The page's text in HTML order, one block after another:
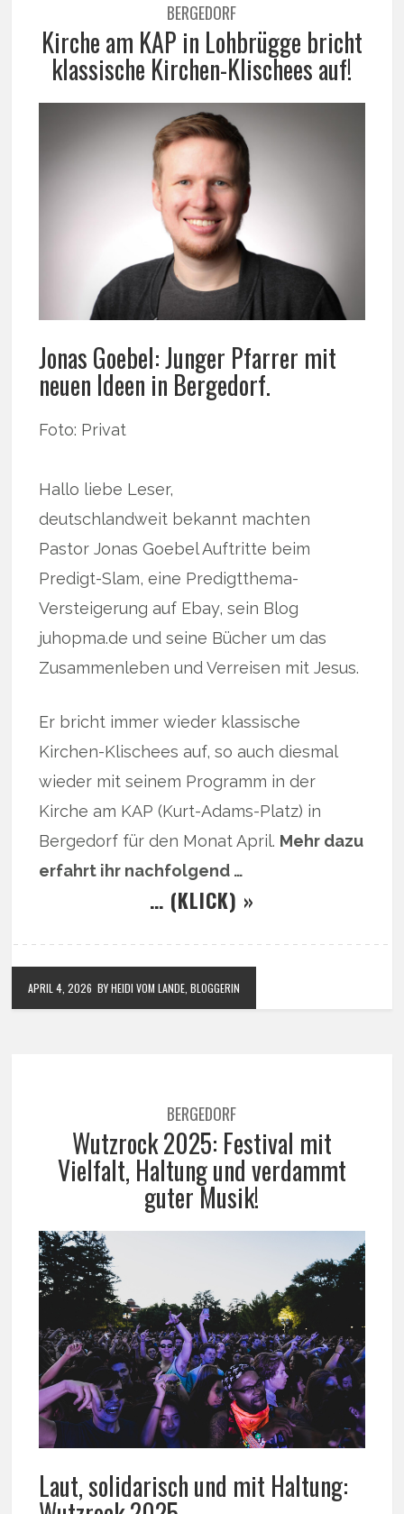
BERGEDORF
Kirche am KAP in Lohbrügge bricht
klassische Kirchen-Klischees auf!
Jonas Goebel: Junger Pfarrer mit
neuen Ideen in Bergedorf.
Foto: Privat
Hallo liebe Leser,
deutschlandweit bekannt machten
Pastor Jonas Goebel Auftritte beim
Predigt-Slam, eine Predigtthema-
Versteigerung auf Ebay, sein Blog
juhopma.de und seine Bücher um das
Zusammenleben und Verreisen mit Jesus.
Er bricht immer wieder klassische
Kirchen-Klischees auf, so auch diesmal
wieder mit seinem Programm in der
Kirche am KAP (Kurt-Adams-Platz) in
Bergedorf für den Monat April. Mehr dazu
erfahrt ihr nachfolgend …
… (KLICK) »
APRIL 4, 2026 BY HEIDI VOM LANDE, BLOGGERIN
BERGEDORF
Wutzrock 2025: Festival mit
Vielfalt, Haltung und verdammt
guter Musik!
Laut, solidarisch und mit Haltung: